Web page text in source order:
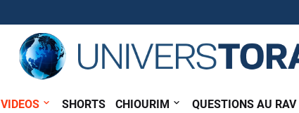
VIDEOS SHORTS CHIOURIM QUESTIONS AU RAV